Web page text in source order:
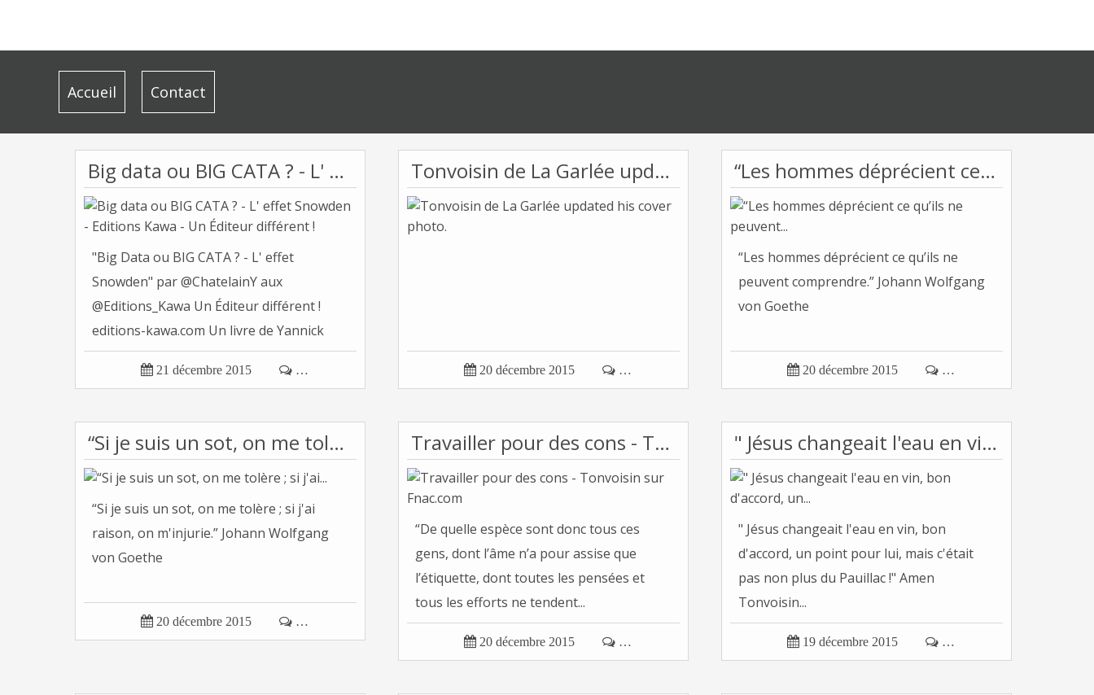
Accueil Contact
Big data ou BIG CATA ? - L' effet Snowden - Editions Kawa - Un Éditeur différent !
"Big Data ou BIG CATA ? - L' effet
Snowden" par @ChatelainY aux
@Editions_Kawa Un Éditeur différent !
editions-kawa.com Un livre de Yannick
Chatelain...
 21 décembre 2015  …
Tonvoisin de La Garlée updated his cover photo.
 20 décembre 2015  …
“Les hommes déprécient ce qu’ils ne peuvent...
“Les hommes déprécient ce qu’ils ne
peuvent comprendre.” Johann Wolfgang
von Goethe
 20 décembre 2015  …
“Si je suis un sot, on me tolère ; si j'ai...
“Si je suis un sot, on me tolère ; si j'ai
raison, on m'injurie.” Johann Wolfgang
von Goethe
 20 décembre 2015  …
Travailler pour des cons - Tonvoisin sur Fnac.com
“De quelle espèce sont donc tous ces
gens, dont l’âme n’a pour assise que
l’étiquette, dont toutes les pensées et
tous les efforts ne tendent...
 20 décembre 2015  …
" Jésus changeait l'eau en vin, bon d'accord, un...
" Jésus changeait l'eau en vin, bon
d'accord, un point pour lui, mais c'était
pas non plus du Pauillac !" Amen
Tonvoisin...
 19 décembre 2015  …